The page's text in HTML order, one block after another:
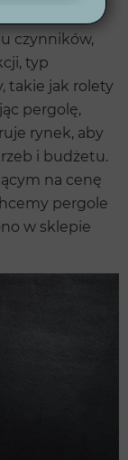
czynników,
typ
takie jak rolety
pergolę,
rynek, aby
i budżetu.
na cenę
pergole
w sklepie